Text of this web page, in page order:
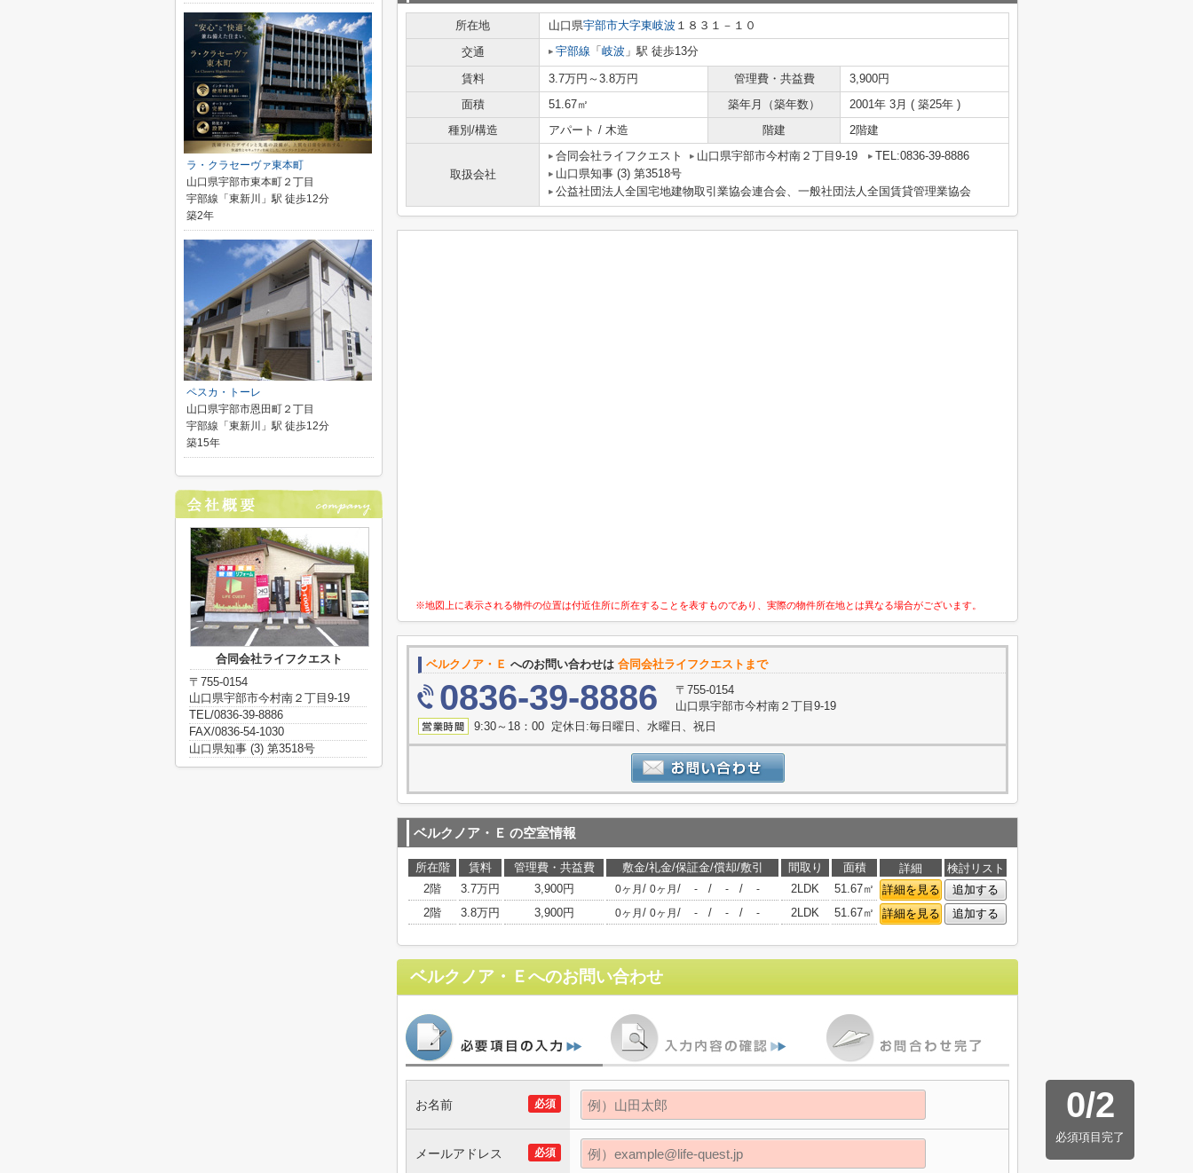
所在地 山口県宇部市大字東岐波 １８３１－１０
交通
宇部線 「 岐波 」駅 徒歩13分
賃料 3.7万円～3.8万円 管理費・共益費
3,900円
面積
51.67㎡ 築年月（築年数）
2001年 3月 ( 築25年 )
種別/構造
アパート / 木造 階建 2階建
取扱会社
合同会社ライフクエスト 山口県宇部市今村南２丁目9-19
TEL:0836-39-8886
山口県知事 (3) 第3518号
公益社団法人全国宅地建物取引業協会連合会、一般社団法人全国賃貸管理業協会
※地図上に表示される物件の位置は付近住所に所在することを表すものであり、実際の物件所在地とは異なる場合がございます。
ベルクノア・Ｅ へのお問い合わせは 合同会社ライフクエストまで
0836-39-8886
〒755-0154
山口県宇部市今村南２丁目9-19
9:30～18：00 定休日:毎日曜日、水曜日、祝日
ベルクノア・Ｅ の空室情報
所在階 賃料 管理費・共益費 敷金/礼金/保証金/償却/敷引 間取り 面積 詳細
検討リスト
2階
3.7万円 3,900円 0ヶ月 / 0ヶ月 / - / - / - 2LDK 51.67㎡ 詳細を見る
追加する
2階
3.8万円 3,900円 0ヶ月 / 0ヶ月 / - / - / - 2LDK 51.67㎡ 詳細を見る 追加する
ベルクノア・Ｅへのお問い合わせ
0/2
必須項目完了
必須
お名前
必須
メールアドレス
ラ・クラセーヴァ東本町
山口県宇部市東本町２丁目
宇部線「東新川」駅 徒歩12分
築2年
ペスカ・トーレ
山口県宇部市恩田町２丁目
宇部線「東新川」駅 徒歩12分
築15年
合同会社ライフクエスト
〒755-0154
山口県宇部市今村南２丁目9-19
TEL/0836-39-8886
FAX/0836-54-1030
山口県知事 (3) 第3518号